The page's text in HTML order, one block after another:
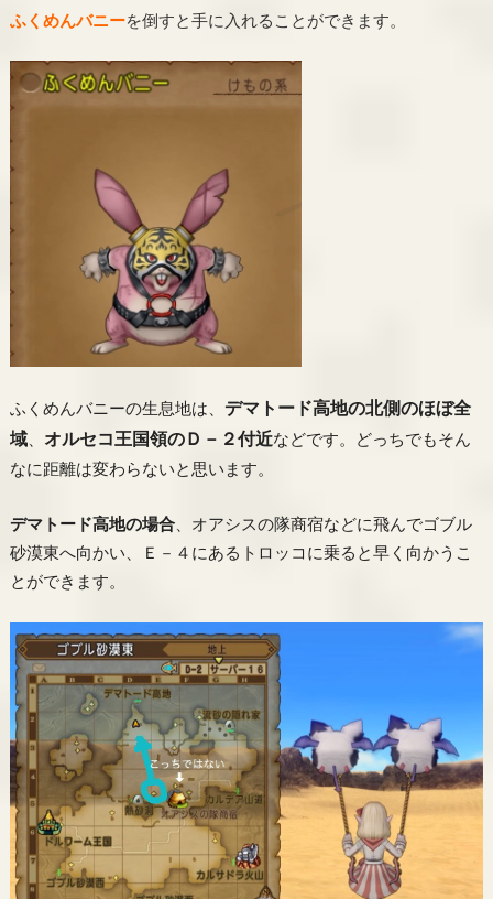
ふくめんバニーを倒すと手に入れることができます。
ふくめんバニーの生息地は、 デマトード高地の北側のほぼ全
域、 オルセコ王国領のＤ－２付近などです。どっちでもそん
なに距離は変わらないと思います。
デマトード高地の場合、オアシスの隊商宿などに飛んでゴブル
砂漠東へ向かい、Ｅ－４にあるトロッコに乗ると早く向かうこ
とができます。